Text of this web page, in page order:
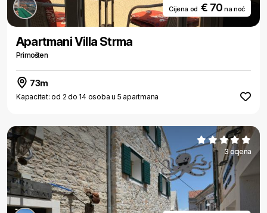
Cijena od € 70na noć
Apartmani Villa Strma
Primošten
73m
Kapacitet: od 2 do 14 osoba u 5 apartmana
3 ocjena